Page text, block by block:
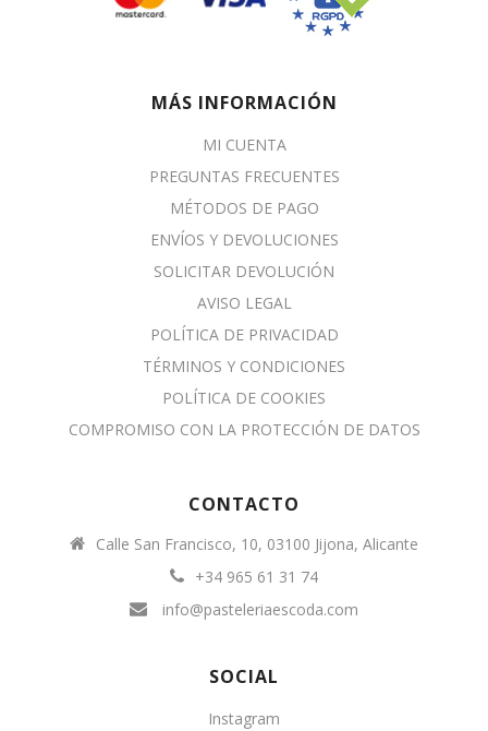
MÁS INFORMACIÓN
MI CUENTA
PREGUNTAS FRECUENTES
MÉTODOS DE PAGO
ENVÍOS Y DEVOLUCIONES
SOLICITAR DEVOLUCIÓN
AVISO LEGAL
POLÍTICA DE PRIVACIDAD
TÉRMINOS Y CONDICIONES
POLÍTICA DE COOKIES
COMPROMISO CON LA PROTECCIÓN DE DATOS
CONTACTO
Calle San Francisco, 10, 03100 Jijona, Alicante
+34 965 61 31 74
info@pasteleriaescoda.com
SOCIAL
Instagram